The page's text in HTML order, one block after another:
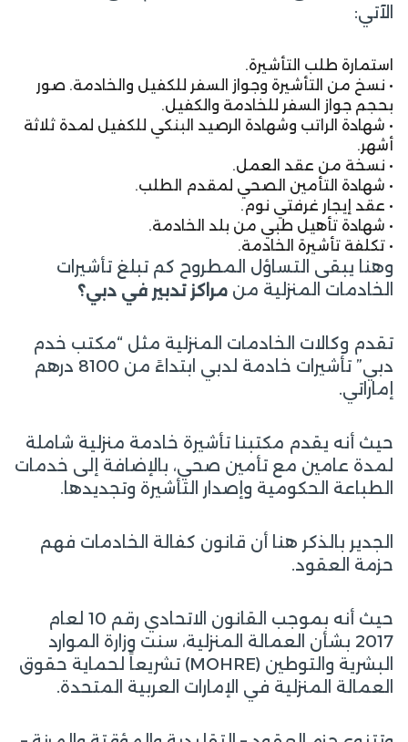
الآتي:
استمارة طلب التأشيرة.
• نسخ من التأشيرة وجواز السفر للكفيل والخادمة. صور
بحجم جواز السفر للخادمة والكفيل.
• شهادة الراتب وشهادة الرصيد البنكي للكفيل لمدة ثلاثة
أشهر.
• نسخة من عقد العمل.
• شهادة التأمين الصحي لمقدم الطلب.
• عقد إيجار غرفتي نوم.
• شهادة تأهيل طبي من بلد الخادمة.
• تكلفة تأشيرة الخادمة.
وهنا يبقى التساؤل المطروح كم تبلغ تأشيرات
الخادمات المنزلية من مراكز تدبير في دبي؟
تقدم وكالات الخادمات المنزلية مثل “مكتب خدم
دبي” تأشيرات خادمة لدبي ابتداءً من 8100 درهم
إماراتي.
حيث أنه يقدم مكتبنا تأشيرة خادمة منزلية شاملة
لمدة عامين مع تأمين صحي، بالإضافة إلى خدمات
الطباعة الحكومية وإصدار التأشيرة وتجديدها.
الجدير بالذكر هنا أن قانون كفالة الخادمات فهم
حزمة العقود.
حيث أنه بموجب القانون الاتحادي رقم 10 لعام
2017 بشأن العمالة المنزلية، سنت وزارة الموارد
البشرية والتوطين (MOHRE) تشريعاً لحماية حقوق
العمالة المنزلية في الإمارات العربية المتحدة.